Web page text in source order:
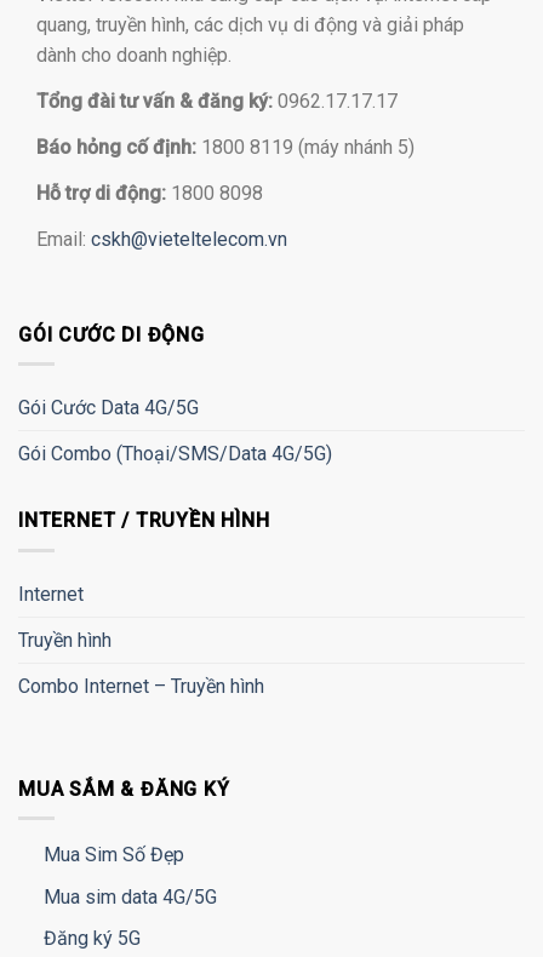
quang, truyền hình, các dịch vụ di động và giải pháp
dành cho doanh nghiệp.
Tổng đài tư vấn & đăng ký: 0962.17.17.17
Báo hỏng cố định: 1800 8119 (máy nhánh 5)
Hỗ trợ di động: 1800 8098
Email: cskh@vieteltelecom.vn
GÓI CƯỚC DI ĐỘNG
Gói Cước Data 4G/5G
Gói Combo (Thoại/SMS/Data 4G/5G)
INTERNET / TRUYỀN HÌNH
Internet
Truyền hình
Combo Internet – Truyền hình
MUA SẮM & ĐĂNG KÝ
Mua Sim Số Đẹp
Mua sim data 4G/5G
Đăng ký 5G